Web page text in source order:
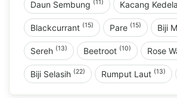
Daun Sembung (11) Kacang
Blackcurrant (15) Pare (15) Biji
Sereh (13) Beetroot (10) Rose
Biji Selasih (22) Rumput Laut (13)